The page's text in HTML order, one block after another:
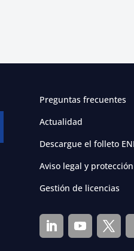
Preguntas frecuentes
Actualidad
Descargue el folleto
Aviso legal y
Gestión de licencias